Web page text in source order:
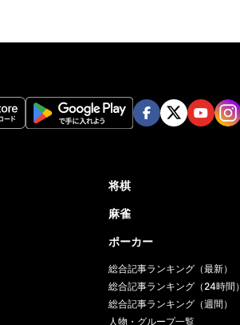
将棋
麻雀
ポーカー
総合記事ランキング（最新）
総合記事ランキング（24時間）
総合記事ランキング（週間）
人物・グループ一覧